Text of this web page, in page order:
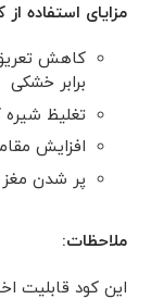
مزایای استفاده
کاهش
برابر خشکی
تغلیظ شیره
افزایش
پر شدن مغز
ملاحظات: